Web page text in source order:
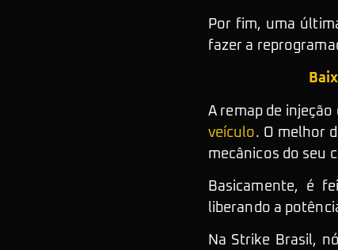
Por fim, uma
fazer a
A remap de
veículo. O melhor
mecânicos do seu
Basicamente, é
liberando a
Na Strike Brasil,